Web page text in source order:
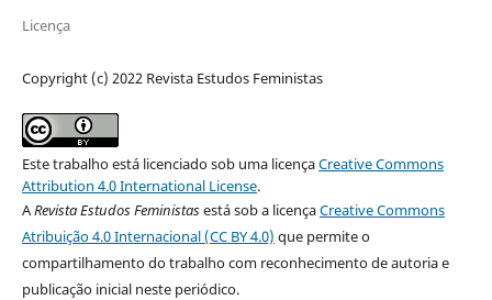
Licença
Copyright (c) 2022 Revista Estudos Feministas
Este trabalho está licenciado sob uma licençaCreative Commons
Attribution 4.0 International License.
ARevista Estudos Feministasestá sob a licençaCreative Commons
Atribuição 4.0 Internacional (CC BY 4.0) que permite o
compartilhamento do trabalho com reconhecimento de autoria e
publicação inicial neste periódico.